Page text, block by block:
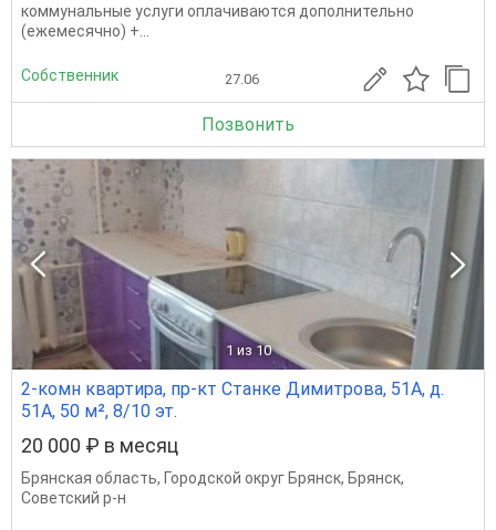
коммунальные услуги оплачиваются дополнительно
(ежемесячно) +...
Собственник 27.06
Позвонить
1 из 10
2-комн квартира, пр-кт Станке Димитрова, 51А, д.
51А, 50 м², 8/10 эт.
20 000 ₽ в месяц
Брянская область, Городской округ Брянск, Брянск,
Советский р-н